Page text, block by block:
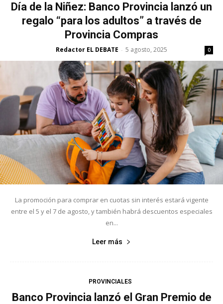
Día de la Niñez: Banco Provincia lanzó un
regalo “para los adultos” a través de
Provincia Compras
Redactor EL DEBATE - 5 agosto, 2025 0
La promoción para comprar en cuotas sin interés estará vigente
entre el 5 y el 7 de agosto, y también habrá descuentos especiales
en...
Leer más
PROVINCIALES
Banco Provincia lanzó el Gran Premio de